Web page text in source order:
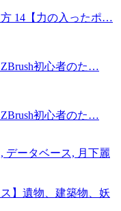
14【力の入ったポ…
初心者のた…
初心者のた…
データベース, 月下麗
】遺物、建築物、妖